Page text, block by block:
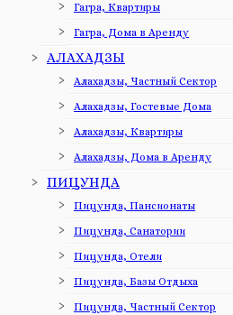
Гагра, Квартиры
Гагра, Дома в Аренду
АЛАХАДЗЫ
Алахадзы, Частный Сектор
Алахадзы, Гостевые Дома
Алахадзы, Квартиры
Алахадзы, Дома в Аренду
ПИЦУНДА
Пицунда, Пансионаты
Пицунда, Санатории
Пицунда, Отели
Пицунда, Базы Отдыха
Пицунда, Частный Сектор